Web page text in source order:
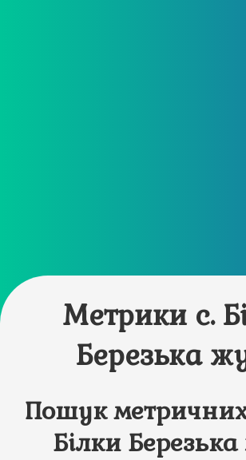
Метрики с.
Березька
Пошук
Білки